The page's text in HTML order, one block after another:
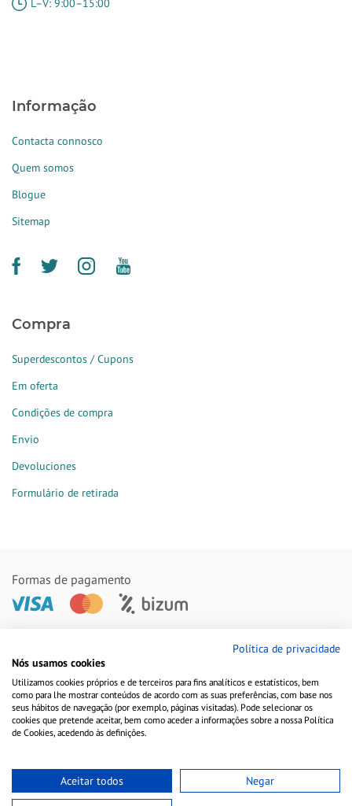
L–V: 9:00–15:00
Informação
Contacta connosco
Quem somos
Blogue
Sitemap
Compra
Superdescontos / Cupons
Em oferta
Condições de compra
Envio
Devoluciones
Formulário de retirada
Formas de pagamento
Política de privacidade
Nós usamos cookies
Utilizamos cookies próprios e de terceiros para fins analíticos e estatísticos, bem
como para lhe mostrar conteúdos de acordo com as suas preferências, com base nos
seus hábitos de navegação (por exemplo, páginas visitadas). Pode selecionar os
cookies que pretende aceitar, bem como aceder a informações sobre a nossa Política
de Cookies, acedendo às definições.
Aceitar todos Negar